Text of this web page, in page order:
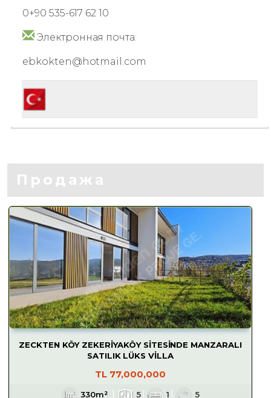
0+90 535-617 62 10
Электронная почта:
ebkokten@hotmail.com
Продажа
ZECKTEN KÖY ZEKERİYAKÖY SİTESİNDE MANZARALI
SATILIK LÜKS VİLLA
TL 77,000,000
330m² 5 1 5